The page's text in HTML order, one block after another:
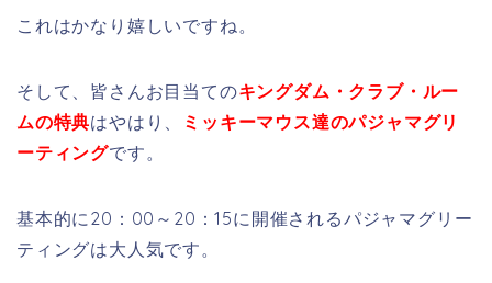
これはかなり嬉しいですね。
そして、皆さんお目当てのキングダム・クラブ・ルー
ムの特典はやはり、
ミッキーマウス達のパジャマグリ
ーティングです。
基本的に20：00～20：15に開催されるパジャマグリー
ティングは大人気です。